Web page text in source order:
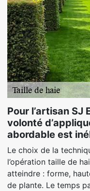
Pour l’artisan SJ
volonté
abordable est
Le choix de la
l’opération taille de
atteindre : forme,
de plante. Le temps